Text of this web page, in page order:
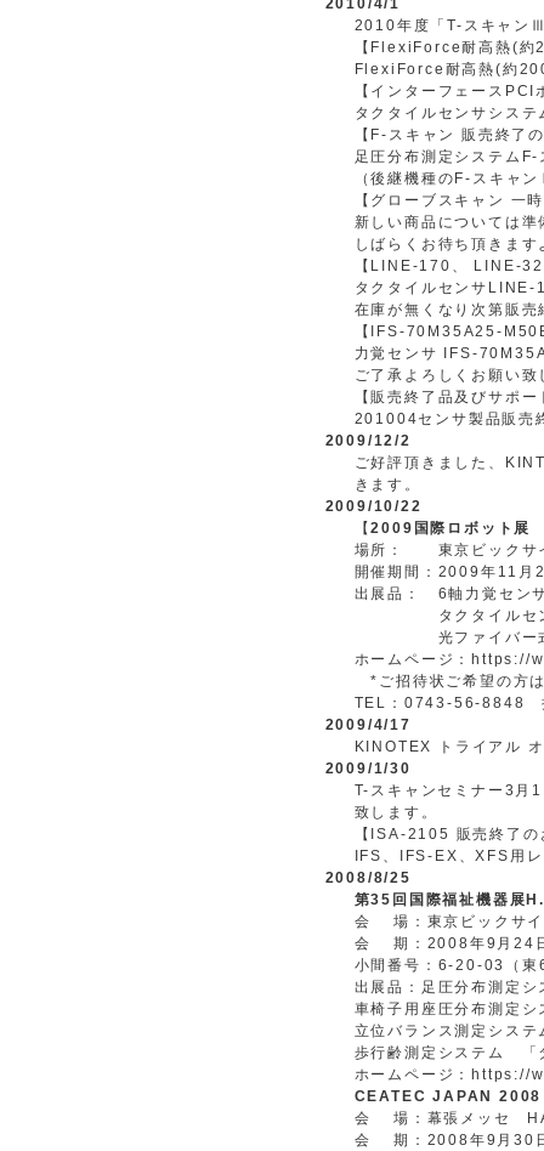
2010/4/1
2010年度「T-スキャン
【FlexiForce耐高熱(約
FlexiForce耐高熱(約
【インターフェース
タクタイルセンサシス
【F-スキャン 販売終了
足圧分布測定システム
（後継機種のF-スキャ
【グローブスキャン 一
新しい商品については
しばらくお待ち頂きま
【LINE-170、 LINE-
タクタイルセンサ
在庫が無くなり次第販
【IFS-70M35A25-
力覚センサ IFS-
ご了承よろしくお願い致
【販売終了品及びサポ
201004センサ製品販売
2009/12/2
ご好評頂きました、
きます。
2009/10/22
【2009国際ロボット展
場所：
東京ビック
開催期間： 2009年11月
出展品：
6軸力覚セン
タクタイルセ
光ファイバー
ホームページ：
*ご招待状ご希望の方
TEL：0743-56-8848
2009/4/17
KINOTEX トライアル
2009/1/30
T-スキャンセミナー3月
致します。
【ISA-2105 販売終了の
IFS、IFS-EX、XFS用
2008/8/25
第35回国際福祉機器展
会 場：東京ビックサ
会 期：2008年9月24
小間番号：6-20-03（東
出展品：足圧分布測定
車椅子用座圧分布測定シ
立位バランス測定シス
歩行齢測定システム 「
ホームページ：
CEATEC JAPAN 2008
会 場：幕張メッセ
会 期：2008年9月30